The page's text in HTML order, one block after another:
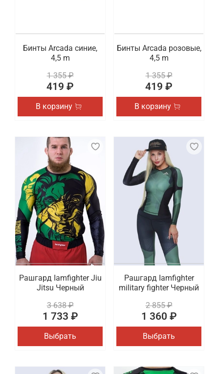
Бинты Arcada синие,
4,5 m
1 355 ₽
419 ₽
В корзину
Бинты Arcada розовые,
4,5 m
1 355 ₽
419 ₽
В корзину
Рашгард Iamfighter Jiu
Jitsu Черный
3 638 ₽
1 733 ₽
Выбрать
Рашгард Iamfighter
military fighter Черный
2 855 ₽
1 360 ₽
Выбрать